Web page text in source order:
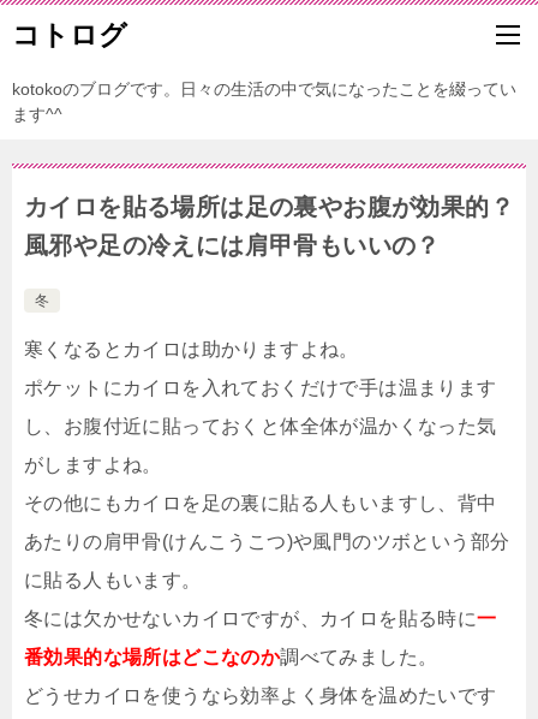
コトログ
kotokoのブログです。日々の生活の中で気になったことを綴ってい
ます^^
カイロを貼る場所は足の裏やお腹が効果的？
風邪や足の冷えには肩甲骨もいいの？
冬
寒くなるとカイロは助かりますよね。
ポケットにカイロを入れておくだけで手は温まります
し、お腹付近に貼っておくと体全体が温かくなった気
がしますよね。
その他にもカイロを足の裏に貼る人もいますし、背中
あたりの肩甲骨(けんこうこつ)や風門のツボという部分
に貼る人もいます。
冬には欠かせないカイロですが、カイロを貼る時に一
番効果的な場所はどこなのか調べてみました。
どうせカイロを使うなら効率よく身体を温めたいです